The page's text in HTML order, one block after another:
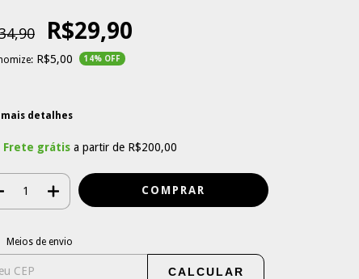
R$29,90
R$5,00 14% OFF
mais detalhes
Frete grátis a partir de R$200,00
para o CEP:
Meios de envio
CALCULAR